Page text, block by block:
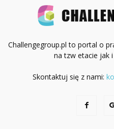
Challengegroup.pl to portal o
na tzw etacie jak i
Skontaktuj się z nami: